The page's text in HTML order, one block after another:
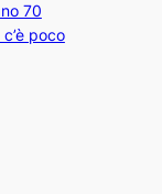
70
poco